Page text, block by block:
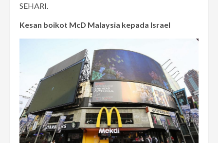
SEHARI.
Kesan boikot McD Malaysia kepada Israel